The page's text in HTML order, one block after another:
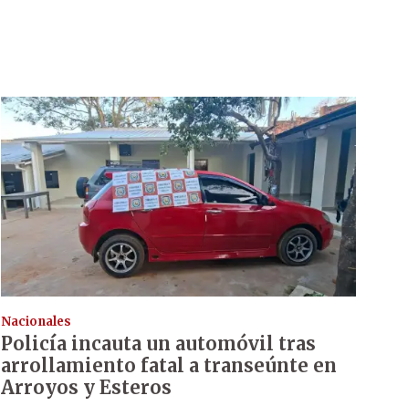
Nacionales
Policía incauta un automóvil tras
arrollamiento fatal a transeúnte en
Arroyos y Esteros